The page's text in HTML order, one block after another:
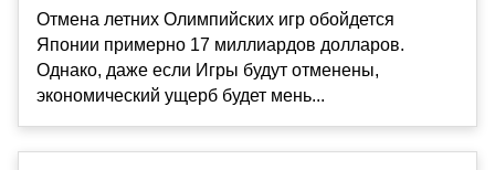
Отмена летних Олимпийских игр обойдется
Японии примерно 17 миллиардов долларов.
Однако, даже если Игры будут отменены,
экономический ущерб будет мень...